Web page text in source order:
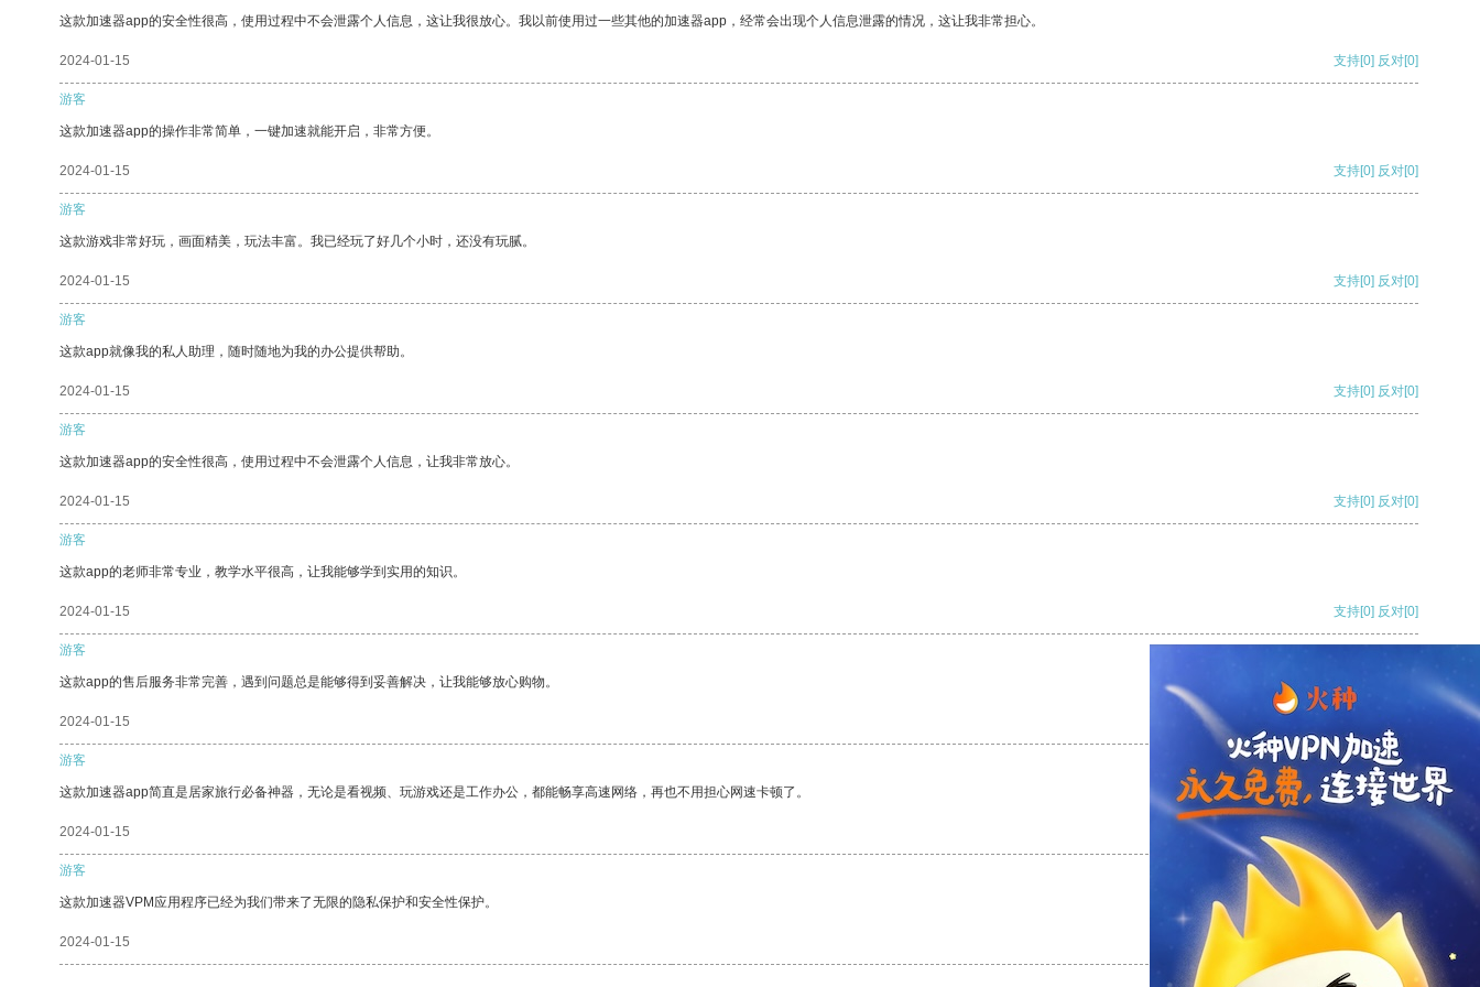
这款加速器app的安全性很高，使用过程中不会泄露个人信息，这让我很放心。我以前使用过一些其他的加速器app，经常会出现个人信息泄露的情况，这让我非常担心。
2024-01-15 支持[0] 反对[0]
游客
这款加速器app的操作非常简单，一键加速就能开启，非常方便。
2024-01-15 支持[0] 反对[0]
游客
这款游戏非常好玩，画面精美，玩法丰富。我已经玩了好几个小时，还没有玩腻。
2024-01-15 支持[0] 反对[0]
游客
这款app就像我的私人助理，随时随地为我的办公提供帮助。
2024-01-15 支持[0] 反对[0]
游客
这款加速器app的安全性很高，使用过程中不会泄露个人信息，让我非常放心。
2024-01-15 支持[0] 反对[0]
游客
这款app的老师非常专业，教学水平很高，让我能够学到实用的知识。
2024-01-15 支持[0] 反对[0]
游客
这款app的售后服务非常完善，遇到问题总是能够得到妥善解决，让我能够放心购物。
2024-01-15
游客
这款加速器app简直是居家旅行必备神器，无论是看视频、玩游戏还是工作办公，都能畅享高速网络，再也不用担心网速卡顿了。
2024-01-15 反对
游客
这款加速器VPM应用程序已经为我们带来了无限的隐私保护和安全性保护。
2024-01-15 反对[0]